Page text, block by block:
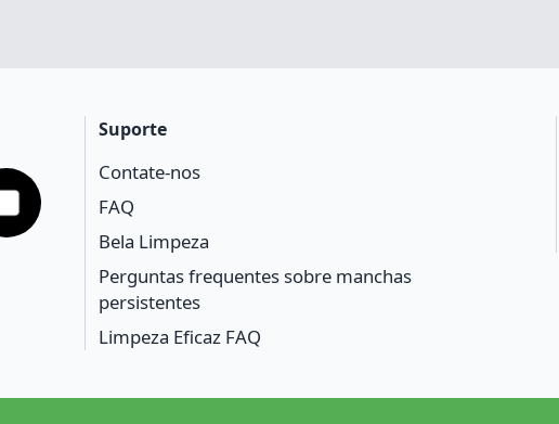
Tiktok
Suporte
Contate-nos
FAQ
Bela Limpeza
Perguntas frequentes sobre manchas
persistentes
Limpeza Eficaz FAQ